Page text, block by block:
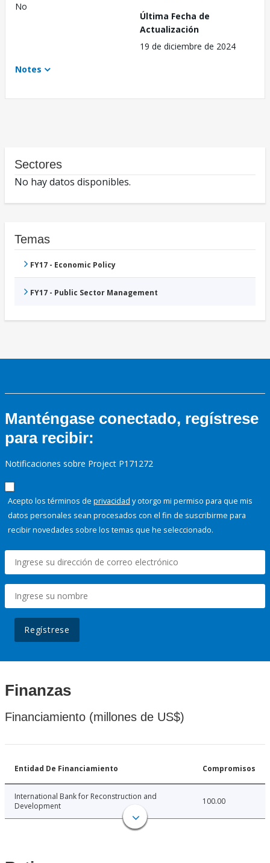
No
Última Fecha de
Actualización
19 de diciembre de 2024
Notes
Sectores
No hay datos disponibles.
Temas
FY17 - Economic Policy
FY17 - Public Sector Management
Manténgase conectado, regístrese
para recibir:
Notificaciones sobre Project P171272
Acepto los términos de privacidad y otorgo mi permiso para que mis
datos personales sean procesados con el fin de suscribirme para
recibir novedades sobre los temas que he seleccionado.
Regístrese
Finanzas
Financiamiento (millones de US$)
Entidad De Financiamiento Compromisos
International Bank for Reconstruction and
Development
100.00